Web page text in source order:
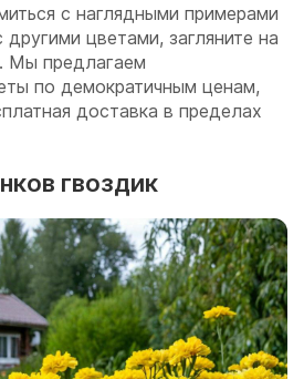
с наглядными примерами
другими цветами, загляните на
Мы предлагаем
по демократичным ценам,
доставка в пределах
гвоздик